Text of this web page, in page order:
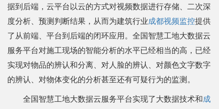
据到后端，云平台以云的方式对视频数据进行存储、二次深
度分析、预测判断结果，从而为建筑行业成都视频监控提供
了从前端、平台到后端的闭环应用。全国智慧工地大数据云
服务平台对施工现场的智能分析的水平已经相当的高，已经
实现对物品的辨认和分离、对人脸的辨认、对颜色文字数字
的辨认、对物体变化的分析甚至还有可疑行为的监测。
全国智慧工地大数据云服务平台实现了大数据技术和成